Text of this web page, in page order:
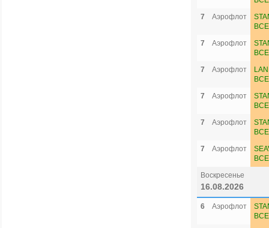
7
Аэрофлот
7
Аэрофлот
7
Аэрофлот
7
Аэрофлот
7
Аэрофлот
7
Аэрофлот
Воскресенье
16.08.2026
6 Аэрофлот